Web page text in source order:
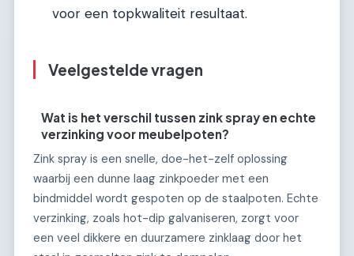
voor een topkwaliteit resultaat.
Veelgestelde vragen
Wat is het verschil tussen zink spray en echte
verzinking voor meubelpoten?
Zink spray is een snelle, doe-het-zelf oplossing
waarbij een dunne laag zinkpoeder met een
bindmiddel wordt gespoten op de staalpoten. Echte
verzinking, zoals hot-dip galvaniseren, zorgt voor
een veel dikkere en duurzamere zinklaag door het